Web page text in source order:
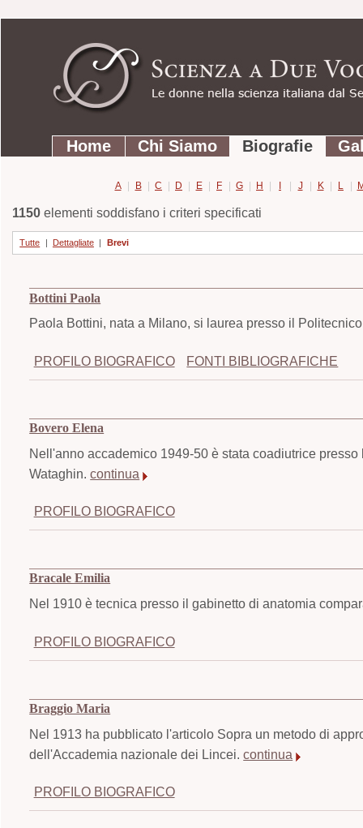
contenuti.
Strumenti
personali
SezioniHome Chi Siamo Biografie
A | B | C | D | E | F | G | H | I | J | K | L |
1150elementi soddisfano i criteri specificati
Tutte | Dettagliate | Brevi
Bottini Paola
Paola Bottini, nata a Milano, si laurea presso il
PROFILO BIOGRAFICO FONTI BIBLIOGRAFICHE
Bovero Elena
Nell'anno accademico 1949-50 è stata coadiutrice
Wataghin.continua
PROFILO BIOGRAFICO
Bracale Emilia
Nel 1910 è tecnica presso il gabinetto di anatomia
PROFILO BIOGRAFICO
Braggio Maria
Nel 1913 ha pubblicato l'articolo Sopra un metodo di
dell'Accademia nazionale dei Lincei.continua
PROFILO BIOGRAFICO